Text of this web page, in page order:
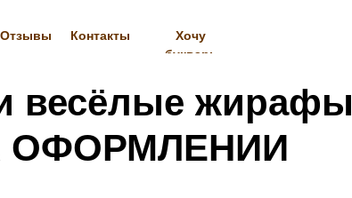
Хочу
букварь
Контакты
Отзывы
весёлые жирафы
ОФОРМЛЕНИИ